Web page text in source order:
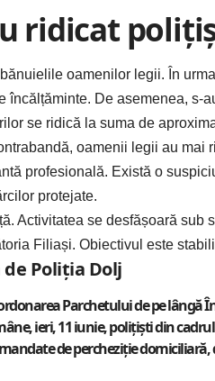
ridicat
oamenilor legii. În
încălțăminte. De asemenea, s-
se ridică la suma de
oamenii legii au mai
profesională. Există o
protejate.
Activitatea se desfășoară sub
Filiași. Obiectivul este
Poliția Dolj
Parchetului de pe lângă
ieri, 11 iunie, polițiști din
de percheziție